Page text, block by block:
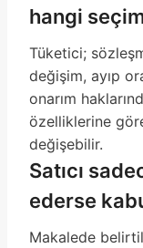
hangi
Tüketici;
değişim, ayıp
onarım
özelliklerine
değişebilir.
Satıcı
ederse
Makalede